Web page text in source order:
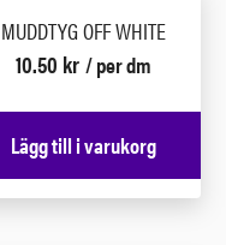
MUDDTYG OFF WHITE
10.50 kr / per dm
Lägg till i varukorg